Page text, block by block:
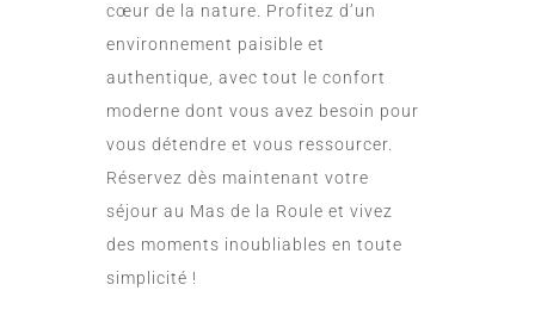
cœur de la nature. Profitez d’un
environnement paisible et
authentique, avec tout le confort
moderne dont vous avez besoin pour
vous détendre et vous ressourcer.
Réservez dès maintenant votre
séjour au Mas de la Roule et vivez
des moments inoubliables en toute
simplicité !